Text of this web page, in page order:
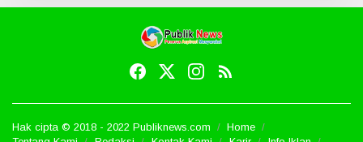
Hak cipta © 2018 - 2022 Publiknews.com
Home